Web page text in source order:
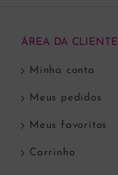
ÁREA DA CLIENTE
Minha conta
Meus pedidos
Meus favoritos
Carrinho